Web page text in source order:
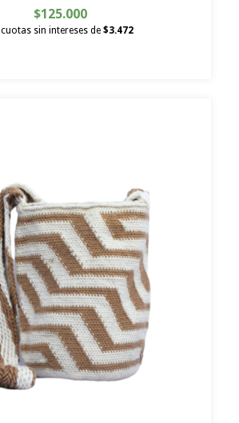
$125.000
cuotas sin intereses de $3.472